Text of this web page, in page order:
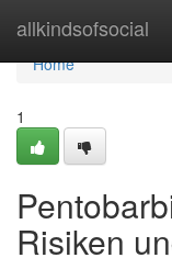
allkindsofsocial
Home
Home
1
Risiken